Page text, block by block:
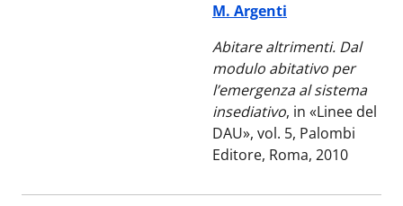
M. Argenti
Abitare altrimenti. Dal
modulo abitativo per
l’emergenza al sistema
insediativo, in «Linee del
DAU», vol. 5, Palombi
Editore, Roma, 2010